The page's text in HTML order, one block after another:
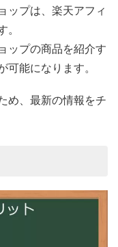
ップは、楽天アフィ
。
ップの商品を紹介す
可能になります。
め、最新の情報をチ